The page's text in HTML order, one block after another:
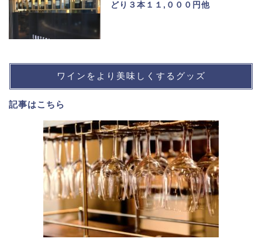
どり３本１１,０００円他
ワインをより美味しくするグッズ
記事はこちら